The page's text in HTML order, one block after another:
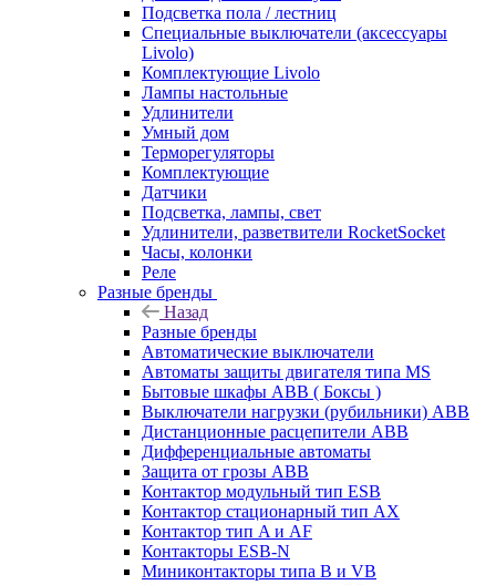
Подсветка пола / лестниц
Специальные выключатели (аксессуары
Livolo)
Комплектующие Livolo
Лампы настольные
Удлинители
Умный дом
Терморегуляторы
Комплектующие
Датчики
Подсветка, лампы, свет
Удлинители, разветвители RocketSocket
Часы, колонки
Реле
Разные бренды
Назад
Разные бренды
Автоматические выключатели
Автоматы защиты двигателя типа MS
Бытовые шкафы ABB ( Боксы )
Выключатели нагрузки (рубильники) ABB
Дистанционные расцепители ABB
Дифференциальные автоматы
Защита от грозы ABB
Контактор модульный тип ESB
Контактор стационарный тип AX
Контактор тип A и AF
Контакторы ESB-N
Миниконтакторы типа B и VB